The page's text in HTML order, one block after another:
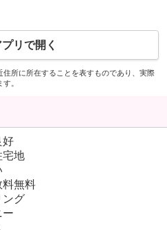
リで開く
所に所在することを表すものであり、実際
。
好
宅地
料無料
ング
ー